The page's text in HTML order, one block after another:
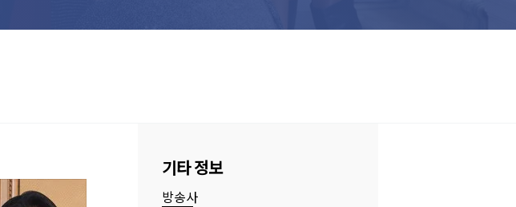
기타 정보
방송사